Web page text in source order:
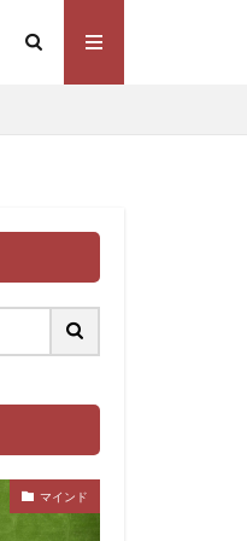
マインド